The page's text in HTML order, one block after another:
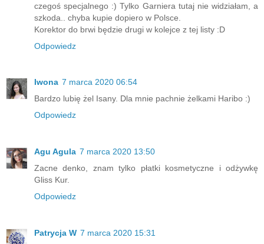
czegoś specjalnego :) Tylko Garniera tutaj nie widziałam, a
szkoda.. chyba kupie dopiero w Polsce.
Korektor do brwi będzie drugi w kolejce z tej listy :D
Odpowiedz
Iwona 7 marca 2020 06:54
Bardzo lubię żel Isany. Dla mnie pachnie żelkami Haribo :)
Odpowiedz
Agu Agula 7 marca 2020 13:50
Zacne denko, znam tylko płatki kosmetyczne i odżywkę
Gliss Kur.
Odpowiedz
Patrycja W 7 marca 2020 15:31